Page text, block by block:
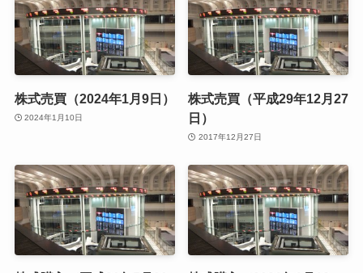
株式売買（2024年1月9日）
2024年1月10日
株式売買（平成29年12月27
日）
2017年12月27日